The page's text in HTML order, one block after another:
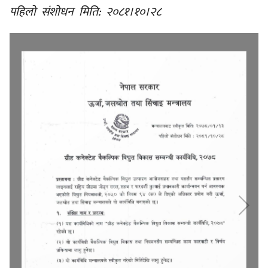
पहिलो संशोधन मिति: २०८१।१०।२८